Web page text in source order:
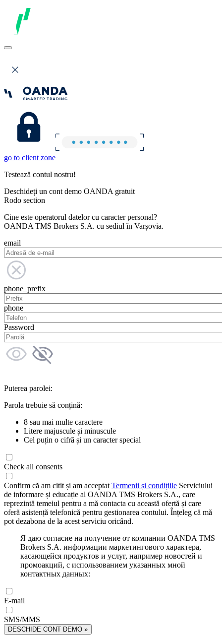
go to client zone
Testează contul nostru!
Deschideți un cont demo OANDA gratuit
Rodo section
Cine este operatorul datelor cu caracter personal?
OANDA TMS Brokers S.A. cu sediul în Varșovia.
email
phone_prefix
phone
Password
Puterea parolei:
Parola trebuie să conțină:
8 sau mai multe caractere
Litere majuscule și minuscule
Cel puțin o cifră și un caracter special
Check all consents
Confirm că am citit și am acceptat Termenii și condițiile Serviciului
de informare și educație al OANDA TMS Brokers S.A., care
reprezintă temeiul pentru a mă contacta cu această ofertă și care
oferă asistență telefonică pentru gestionarea contului. Înțeleg că mă
pot dezabona de la acest serviciu oricând.
Я даю согласие на получение от компании OANDA TMS
Brokers S.A. информации маркетингового характера,
касающейся продуктов и услуг, например новостей и
промоакций, с использованием указанных мной
контактных данных:
E-mail
SMS/MMS
DESCHIDE CONT DEMO »